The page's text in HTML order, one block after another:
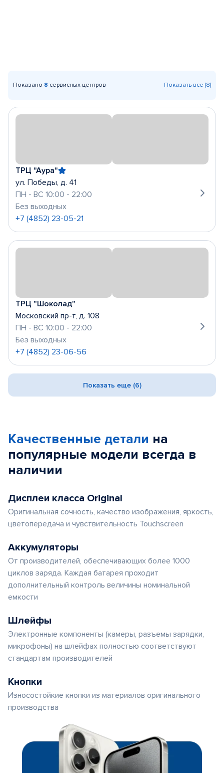
Показано 8 сервисных центров Показать все (8)
ТРЦ "Аура"
ул. Победы, д. 41
ПН - ВС 10:00 - 22:00
Без выходных
+7 (4852) 23-05-21
ТРЦ "Шоколад"
Московский пр-т, д. 108
ПН - ВС 10:00 - 22:00
Без выходных
+7 (4852) 23-06-56
Показать еще (6)
Качественные детали на
популярные модели всегда в
наличии
Дисплеи класса Original
Оригинальная сочность, качество изображения, яркость,
цветопередача и чувствительность Touchscreen
Аккумуляторы
От производителей, обеспечивающих более 1000
циклов заряда. Каждая батарея проходит
дополнительный контроль величины номинальной
емкости
Шлейфы
Электронные компоненты (камеры, разъемы зарядки,
микрофоны) на шлейфах полностью соответствуют
стандартам производителей
Кнопки
Износостойкие кнопки из материалов оригинального
производства